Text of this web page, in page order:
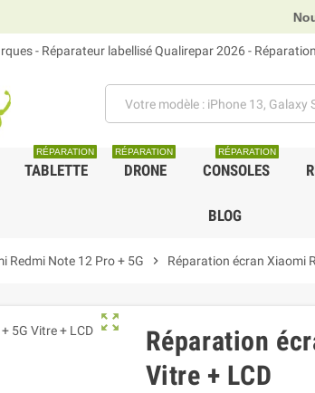
Nous faisons
- Réparateur labellisé Qualirepar 2026 -
TABLETTE
RÉPARATION
DRONE
RÉPARATION
CONSOLES
RÉPARATION
BLOG
Redmi Note 12 Pro + 5G chevron_right Réparation écran Xiaomi
zoom_out_map
Réparation
Vitre + LCD